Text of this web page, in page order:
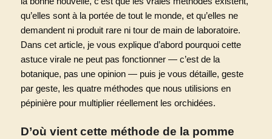
qu’elles sont à la portée de tout le monde, et qu’elles ne
demandent ni produit rare ni tour de main de laboratoire.
Dans cet article, je vous explique d’abord pourquoi cette
astuce virale ne peut pas fonctionner — c’est de la
botanique, pas une opinion — puis je vous détaille, geste
par geste, les quatre méthodes que nous utilisions en
pépinière pour multiplier réellement les orchidées.
D’où vient cette méthode de la pomme